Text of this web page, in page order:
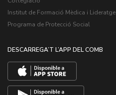
Institut de Formació Mèdica i Lideratge
Programa de Protecció Social
DESCARREGA’T L’APP DEL COMB